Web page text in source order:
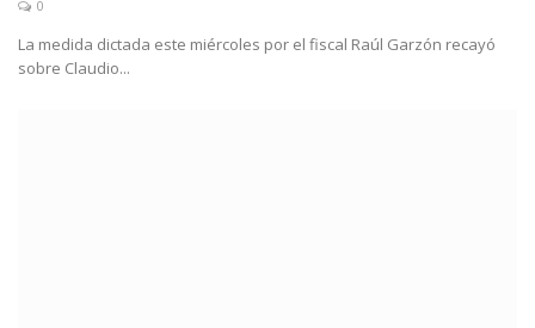
0
La medida dictada este miércoles por el fiscal Raúl Garzón recayó
sobre Claudio...